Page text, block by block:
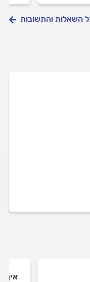
השאלות והתשובות
איך